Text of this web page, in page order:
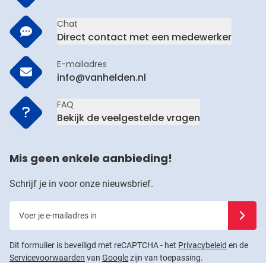
Chat
Direct contact met een medewerker
E-mailadres
info@vanhelden.nl
FAQ
Bekijk de veelgestelde vragen
Mis geen enkele aanbieding!
Schrijf je in voor onze nieuwsbrief.
Dit formulier is beveiligd met reCAPTCHA - het Privacybeleid en de
Servicevoorwaarden van Googlezijn van toepassing.